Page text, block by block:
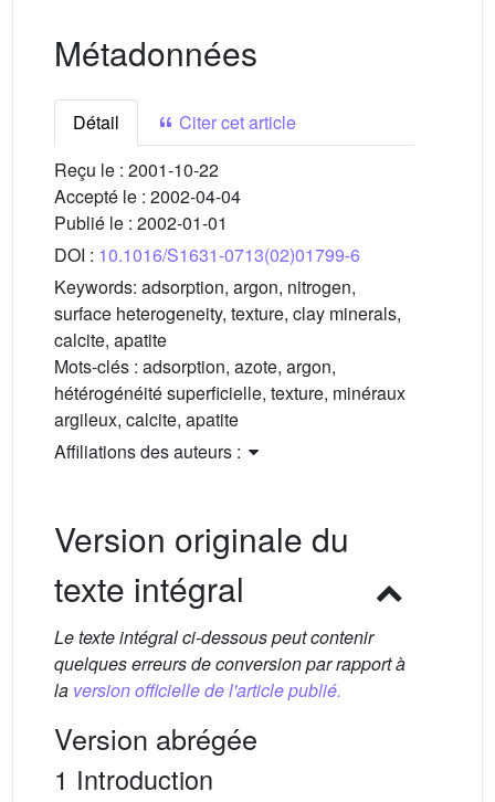
Métadonnées
Détail
Citer cet article
Reçu le : 2001-10-22
Accepté le : 2002-04-04
Publié le : 2002-01-01
DOI : 10.1016/S1631-0713(02)01799-6
Keywords: adsorption, argon, nitrogen,
surface heterogeneity, texture, clay minerals,
calcite, apatite
Mots-clés : adsorption, azote, argon,
hétérogénéité superficielle, texture, minéraux
argileux, calcite, apatite
Affiliations des auteurs :
Version originale du
texte intégral
Le texte intégral ci-dessous peut contenir
quelques erreurs de conversion par rapport à
la version officielle de l'article publié.
Version abrégée
1 Introduction